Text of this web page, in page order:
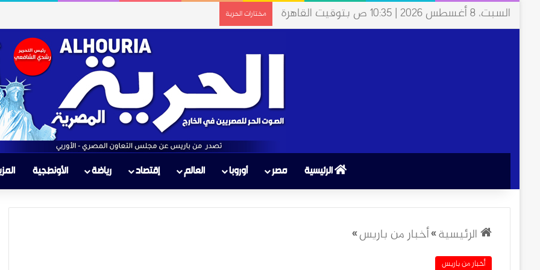
السبت، 8 أغسطس 2026 | 10:35 ص بتوقيت القاهرة مختارات الحرية
الرئيسية مصر أوروبا العالم إقتصاد رياضة الأونطجية
الرئيسية»أخبار من باريس»
أخبار من باريس